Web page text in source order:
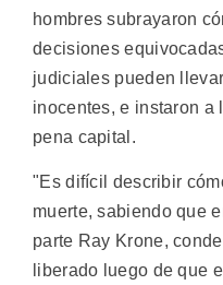
hombres subrayaron
decisiones
judiciales pueden
inocentes, e instaron a
pena capital.
"Es difícil describir
muerte, sabiendo que
parte Ray Krone,
liberado luego de que